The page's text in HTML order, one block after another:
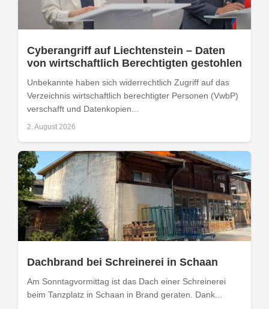
Cyberangriff auf Liechtenstein – Daten
von wirtschaftlich Berechtigten gestohlen
Unbekannte haben sich widerrechtlich Zugriff auf das
Verzeichnis wirtschaftlich berechtigter Personen (VwbP)
verschafft und Datenkopien...
2. August 2026
Dachbrand bei Schreinerei in Schaan
Am Sonntagvormittag ist das Dach einer Schreinerei
beim Tanzplatz in Schaan in Brand geraten. Dank...